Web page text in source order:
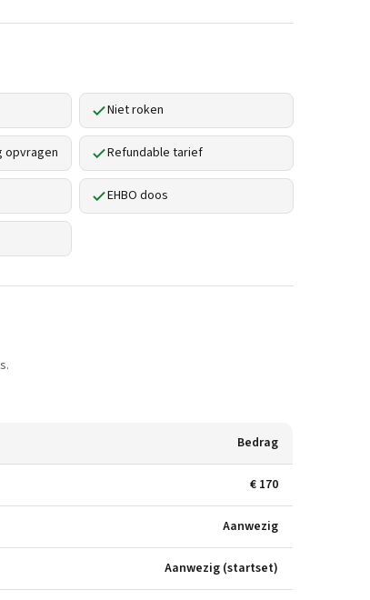
Niet roken
opvragen Refundable tarief
EHBO doos
Bedrag
€ 170
Aanwezig
Aanwezig (startset)